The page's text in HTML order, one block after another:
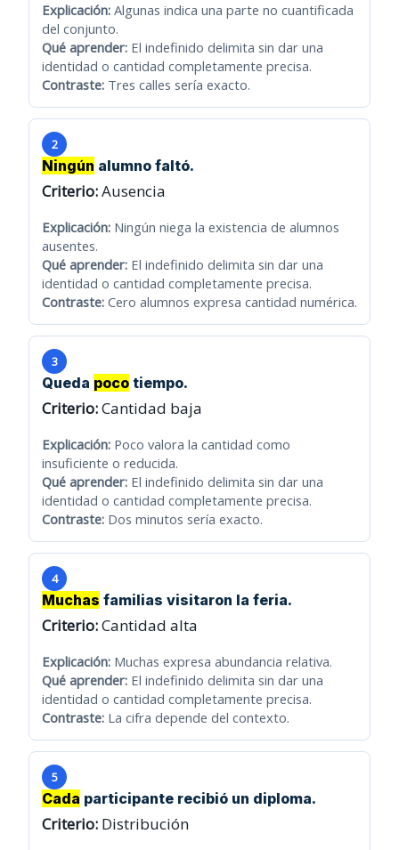
Explicación: Algunas indica una parte no cuantificada
del conjunto.
Qué aprender: El indefinido delimita sin dar una
identidad o cantidad completamente precisa.
Contraste: Tres calles sería exacto.
2
Ningún alumno faltó.
Criterio:Ausencia
Explicación: Ningún niega la existencia de alumnos
ausentes.
Qué aprender: El indefinido delimita sin dar una
identidad o cantidad completamente precisa.
Contraste: Cero alumnos expresa cantidad numérica.
3
Queda poco tiempo.
Criterio:Cantidad baja
Explicación: Poco valora la cantidad como
insuficiente o reducida.
Qué aprender: El indefinido delimita sin dar una
identidad o cantidad completamente precisa.
Contraste: Dos minutos sería exacto.
4
Muchas familias visitaron la feria.
Criterio:Cantidad alta
Explicación: Muchas expresa abundancia relativa.
Qué aprender: El indefinido delimita sin dar una
identidad o cantidad completamente precisa.
Contraste: La cifra depende del contexto.
5
Cada participante recibió un diploma.
Criterio: Distribución